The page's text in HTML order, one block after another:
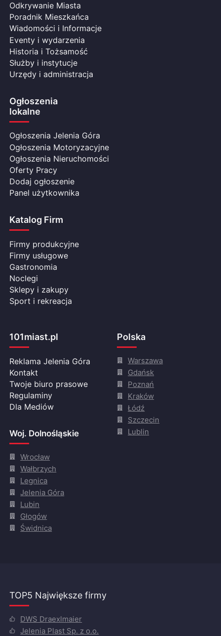
Odkrywanie Miasta
Poradnik Mieszkańca
Wiadomości i Informacje
Eventy i wydarzenia
Historia i Tożsamość
Służby i instytucje
Urzędy i administracja
Ogłoszenia
lokalne
Ogłoszenia Jelenia Góra
Ogłoszenia Motoryzacyjne
Ogłoszenia Nieruchomości
Oferty Pracy
Dodaj ogłoszenie
Panel użytkownika
Katalog Firm
Firmy produkcyjne
Firmy usługowe
Gastronomia
Noclegi
Sklepy i zakupy
Sport i rekreacja
101miast.pl
Reklama Jelenia Góra
Kontakt
Twoje biuro prasowe
Regulaminy
Dla Mediów
Woj. Dolnośląskie
Wrocław
Wałbrzych
Legnica
Jelenia Góra
Lubin
Głogów
Świdnica
Polska
Warszawa
Gdańsk
Poznań
Kraków
Łódź
Szczecin
Lublin
TOP5 Największe firmy
DWS Draexlmaier
Jelenia Plast Sp. z o.o.